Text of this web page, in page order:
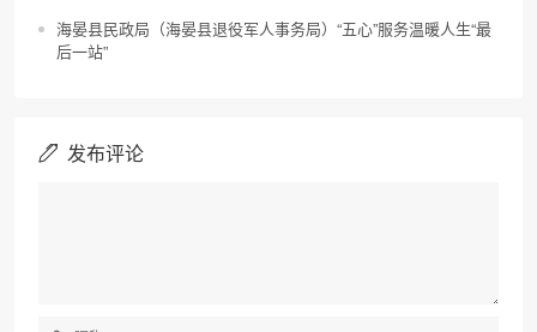
海晏县民政局（海晏县退役军人事务局）“五心”服务温暖人生“最
后一站”
发布评论